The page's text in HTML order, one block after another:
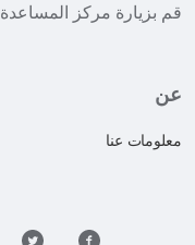
قم بزيارة مركز المساعدة
عن
معلومات عنا